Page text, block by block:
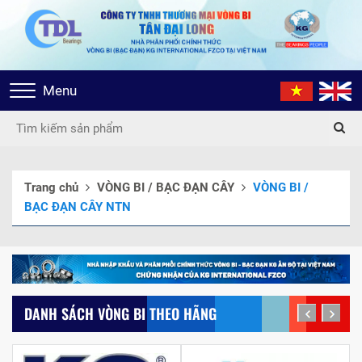
Toggle
navigation
Menu
Trang chủ VÒNG BI / BẠC ĐẠN CÂY
VÒNG BI /
BẠC ĐẠN CÂY NTN
DANH SÁCH VÒNG BI THEO HÃNG prev next